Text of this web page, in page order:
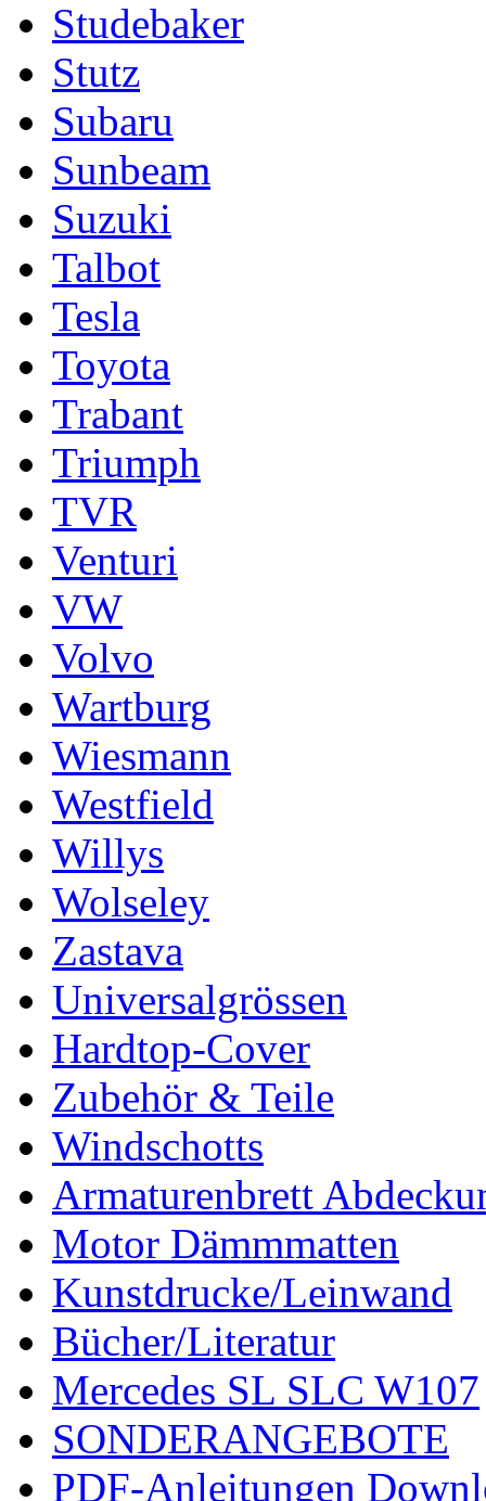
Studebaker
Stutz
Subaru
Sunbeam
Suzuki
Talbot
Tesla
Toyota
Trabant
Triumph
TVR
Venturi
VW
Volvo
Wartburg
Wiesmann
Westfield
Willys
Wolseley
Zastava
Universalgrössen
Hardtop-Cover
Zubehör & Teile
Windschotts
Armaturenbrett
Motor Dämmmatten
Kunstdrucke/Leinwand
Bücher/Literatur
Mercedes SL SLC W107
SONDERANGEBOTE
PDF-Anleitungen